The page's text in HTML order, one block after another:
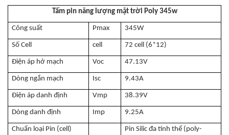
Tấm pin năng lượng mặt trời Poly 345w
Công suất Pmax 345W
Số Cell cell 72 cell (6*12)
Điện áp hở mạch Voc 47.13V
Dòng ngắn mạch Isc 9.43A
Điện áp danh định Vmp 38.39V
Dòng danh định Imp 9.25A
Chuẩn loại Pin (cell)
Pin Silic đa tinh thể (poly-